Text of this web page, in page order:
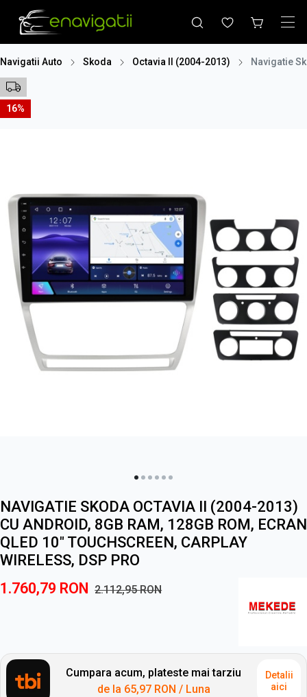
Navigatii Auto Skoda Octavia II (2004-2013) Navigatie
16%
NAVIGATIE SKODA OCTAVIA II (2004-2013)
CU ANDROID, 8GB RAM, 128GB ROM, ECRAN
QLED 10" TOUCHSCREEN, CARPLAY
WIRELESS, DSP PRO
1.760,79 RON 2.112,95RON
Cumpara acum, plateste mai tarziu
de la 65,97 RON / Luna
Detalii
aici